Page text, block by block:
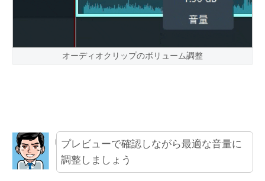
オーディオクリップのボリューム調整
プレビューで確認しながら最適な音量に
調整しましょう